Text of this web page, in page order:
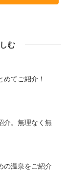
む
てご紹介！
介。無理なく無
の温泉をご紹介